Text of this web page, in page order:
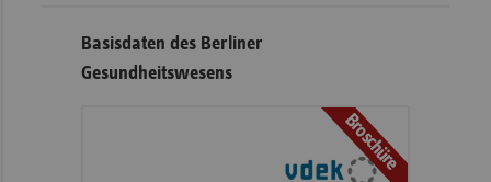
Basisdaten des Berliner
Gesundheitswesens
Broschüre